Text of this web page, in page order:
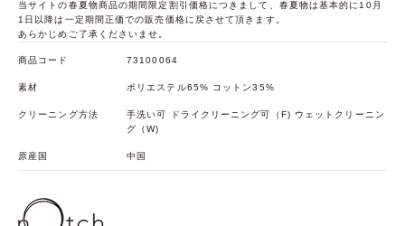
当サイトの春夏物商品の期間限定割引価格につきまして、春夏物は基本的に10月
1日以降は一定期間正価での販売価格に戻させて頂きます。
あらかじめご了承くださいませ。
商品コード 73100064
素材 ポリエステル65% コットン35%
クリーニング方法
手洗い可 ドライクリーニング可（F) ウェットクリーニン
グ（W)
原産国 中国